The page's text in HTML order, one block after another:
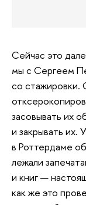
Сейчас это
мы с Сергеем
со стажировки.
засовывать их
и закрывать их.
в Роттердаме
лежали
и книг —
как же это